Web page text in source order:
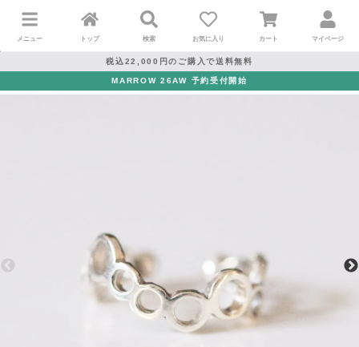
メニュー トップ 検索 お気に入り カート マイページ
税込22,000円のご購入で送料無料
MARROW 26AW 予約受付開始